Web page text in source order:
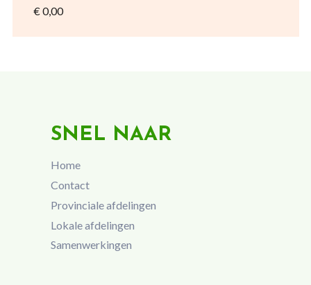
€ 0,00
SNEL NAAR
Home
Contact
Provinciale afdelingen
Lokale afdelingen
Samenwerkingen